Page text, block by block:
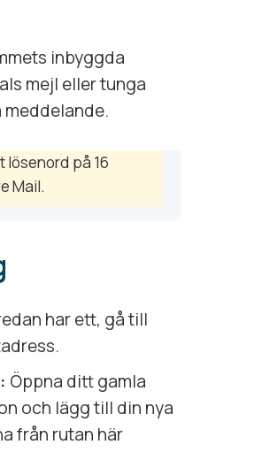
inbyggda
mejl eller tunga
lösenord på 16
Mail.
har ett, gå till
Öppna ditt gamla
och lägg till din nya
från rutan här